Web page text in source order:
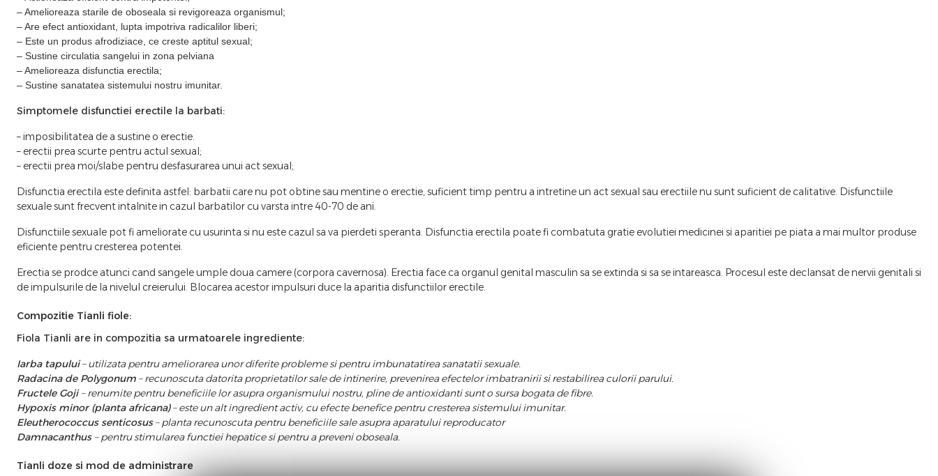
– Amelioreaza starile de oboseala si revigoreaza organismul;
– Are efect antioxidant, lupta impotriva radicalilor liberi;
– Este un produs afrodiziace, ce creste aptitul sexual;
– Sustine circulatia sangelui in zona pelviana
– Amelioreaza disfunctia erectila;
– Sustine sanatatea sistemului nostru imunitar.
Simptomele disfunctiei erectile la barbati:
– imposibilitatea de a sustine o erectie.
– erectii prea scurte pentru actul sexual;
– erectii prea moi/slabe pentru desfasurarea unui act sexual;
Disfunctia erectila este definita astfel: barbatii care nu pot obtine sau mentine o erectie, suficient timp pentru a intretine un act sexual sau erectiile nu sunt suficient de calitative. Disfunctiile
sexuale sunt frecvent intalnite in cazul barbatilor cu varsta intre 40-70 de ani.
Disfunctiile sexuale pot fi ameliorate cu usurinta si nu este cazul sa va pierdeti speranta. Disfunctia erectila poate fi combatuta gratie evolutiei medicinei si aparitiei pe piata a mai multor produse
eficiente pentru cresterea potentei.
Erectia se prodce atunci cand sangele umple doua camere (corpora cavernosa). Erectia face ca organul genital masculin sa se extinda si sa se intareasca. Procesul este declansat de nervii genitali si
de impulsurile de la nivelul creierului. Blocarea acestor impulsuri duce la aparitia disfunctiilor erectile.
Compozitie Tianli fiole:
Fiola Tianli are in compozitia sa urmatoarele ingrediente:
Iarba tapului– utilizata pentru ameliorarea unor diferite probleme si pentru imbunatatirea sanatatii sexuale.
Radacina de Polygonum – recunoscuta datorita proprietatilor sale de intinerire, prevenirea efectelor imbatranirii si restabilirea culorii parului.
Fructele Goji– renumite pentru beneficiile lor asupra organismului nostru, pline de antioxidanti sunt o sursa bogata de fibre.
Hypoxis minor (planta africana)– este un alt ingredient activ, cu efecte benefice pentru cresterea sistemului imunitar.
Eleutherococcus senticosus– planta recunoscuta pentru beneficiile sale asupra aparatului reproducator
Damnacanthus – pentru stimularea functiei hepatice si pentru a preveni oboseala.
Tianli doze si mod de administrare